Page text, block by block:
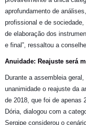
aprofundamento de
profissional e de
de elaboração dos
e final”, ressaltou a
Anuidade: Reajuste será
Durante a assembleia
unanimidade o reajuste da
de 2018, que foi de apenas
Dória, dialogou com a
Sergipe considerou o